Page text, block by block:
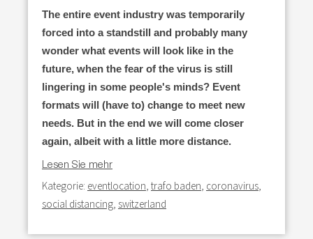
The entire event industry was temporarily
forced into a standstill and probably many
wonder what events will look like in the
future, when the fear of the virus is still
lingering in some people's minds? Event
formats will (have to) change to meet new
needs. But in the end we will come closer
again, albeit with a little more distance.
Lesen Sie mehr
Kategorie: eventlocation, trafo baden, coronavirus,
social distancing, switzerland